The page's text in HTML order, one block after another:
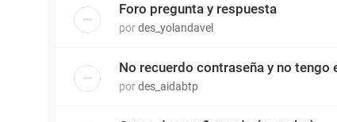
Foro pregunta y respuesta
pordes_yolandavel
No recuerdo contraseña y no tengo
pordes_aidabtp